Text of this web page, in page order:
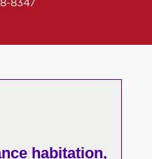
8347
habitation,